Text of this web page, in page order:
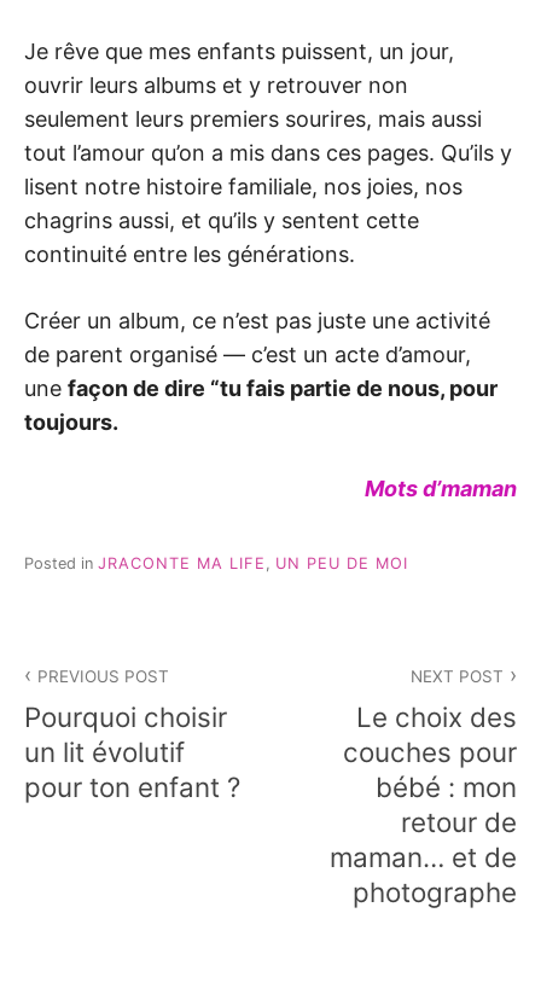
Je rêve que mes enfants puissent, un jour,
ouvrir leurs albums et y retrouver non
seulement leurs premiers sourires, mais aussi
tout l’amour qu’on a mis dans ces pages. Qu’ils y
lisent notre histoire familiale, nos joies, nos
chagrins aussi, et qu’ils y sentent cette
continuité entre les générations.
Créer un album, ce n’est pas juste une activité
de parent organisé — c’est un acte d’amour,
une façon de dire “tu fais partie de nous, pour
toujours.
Mots d’maman
Posted in JRACONTE MA LIFE , UN PEU DE MOI
de
l’article
PREVIOUS POST
Pourquoi choisir
un lit évolutif
pour ton enfant ?
NEXT POST
Le choix des
couches pour
bébé : mon
retour de
maman… et de
photographe